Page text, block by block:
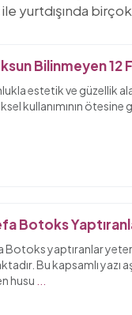
yurtdışında
Bilinmeyen 12
estetik ve güzellik
kullanımının
Botoks
Botoks yaptıranlar
Bu kapsamlı
husu